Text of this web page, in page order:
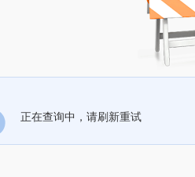
正在查询中，请刷新重试